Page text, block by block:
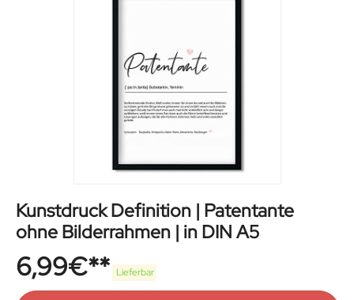
Kunstdruck Definition | Patentante
ohne Bilderrahmen | in DIN A5
6,99€ Lieferbar